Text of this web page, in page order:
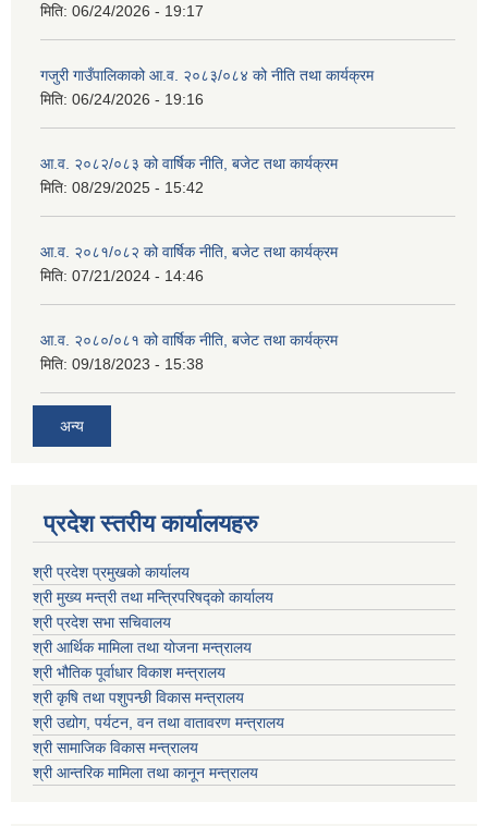
मिति: 06/24/2026 - 19:17
गजुरी गाउँपालिकाको आ.व. २०८३/०८४ को नीति तथा कार्यक्रम
मिति: 06/24/2026 - 19:16
आ.व. २०८२/०८३ को वार्षिक नीति, बजेट तथा कार्यक्रम
मिति: 08/29/2025 - 15:42
आ.व. २०८१/०८२ को वार्षिक नीति, बजेट तथा कार्यक्रम
मिति: 07/21/2024 - 14:46
आ.व. २०८०/०८१ को वार्षिक नीति, बजेट तथा कार्यक्रम
मिति: 09/18/2023 - 15:38
अन्य
प्रदेश स्तरीय कार्यालयहरु
श्री प्रदेश प्रमुखको कार्यालय
श्री मुख्य मन्त्री तथा मन्त्रिपरिषद्को कार्यालय
श्री प्रदेश सभा सचिवालय
श्री आर्थिक मामिला तथा योजना मन्त्रालय
श्री भौतिक पूर्वाधार विकाश मन्त्रालय
श्री कृषि तथा पशुपन्छी विकास मन्त्रालय
श्री उद्योग, पर्यटन, वन तथा वातावरण मन्त्रालय
श्री सामाजिक विकास मन्त्रालय
श्री आन्तरिक मामिला तथा कानून मन्त्रालय